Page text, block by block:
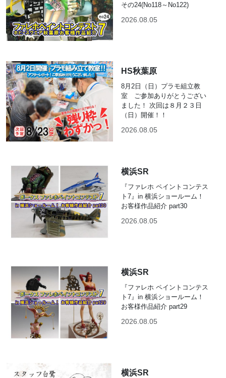
その24(No118～No122)
2026.08.05
HS秋葉原
8月2日（日）プラモ組立教
室 ご参加ありがとうござい
ました！ 次回は８月２３日
（日）開催！！
2026.08.05
横浜SR
『ファレホ ペイントコンテス
ト7』in 横浜ショールーム！
お客様作品紹介 part30
2026.08.05
横浜SR
『ファレホ ペイントコンテス
ト7』in 横浜ショールーム！
お客様作品紹介 part29
2026.08.05
横浜SR